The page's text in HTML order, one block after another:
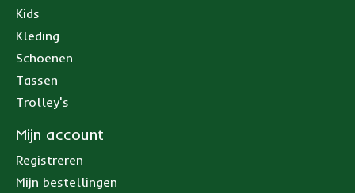
Kids
Kleding
Schoenen
Tassen
Trolley's
Mijn account
Registreren
Mijn bestellingen